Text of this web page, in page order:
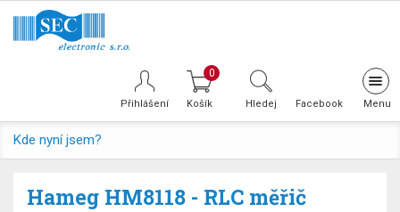
Přihlášení
0
Hledej Facebook
Kde nyní jsem?
Hameg HM8118 - RLC měřič